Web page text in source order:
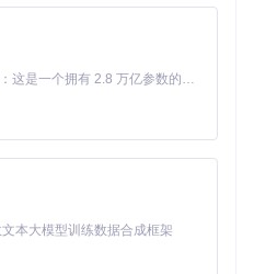
适的安装路径：
gitcode.com/gh_mir
目录：
Kimi K3 是Kimi能力最强的模型：这是一个拥有 2.8 万亿参数的混合专家（MoE）模型，具备原生视觉理解能力，并支持 100 万 token 的上下文窗口。
本大模型训练数据合成框架